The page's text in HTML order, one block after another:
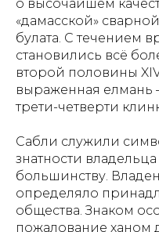
о высочайшем
«дамасской»
булата. С течением
становились всё
второй половины
выраженная
трети-четверти
Сабли служили
знатности
большинству.
определяло
общества. Знаком
пожалование ханом